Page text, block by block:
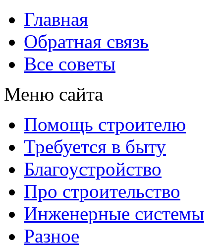
Главная
Обратная связь
Все советы
Меню сайта
Помощь строителю
Требуется в быту
Благоустройство
Про строительство
Инженерные системы
Разное